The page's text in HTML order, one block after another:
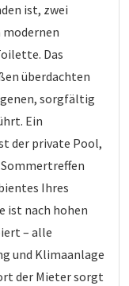
ist, zwei
Das
überdachten
sorgfältig
Ein
der private Pool,
Ihres
ist nach hohen
– alle
und Klimaanlage
der Mieter sorgt